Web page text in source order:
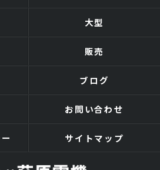
大型
販売
ブログ
お問い合わせ
サイトマップ